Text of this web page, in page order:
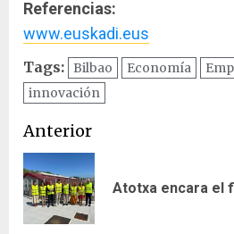
Referencias:
www.euskadi.eus
Tags: Bilbao Economía
innovación
Navegación
de
entradas
Anterior
Atotxa encara el